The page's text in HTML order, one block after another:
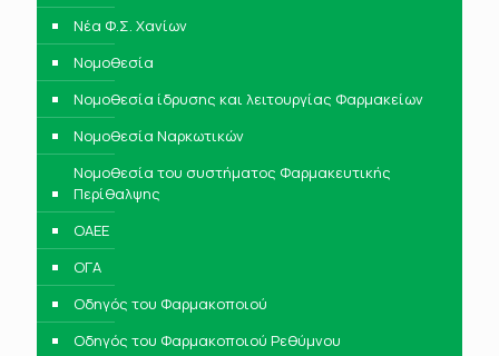
Νέα Φ.Σ. Χανίων
Νομοθεσία
Νομοθεσία ίδρυσης και λειτουργίας Φαρμακείων
Νομοθεσία Ναρκωτικών
Νομοθεσία του συστήματος Φαρμακευτικής
Περίθαλψης
ΟΑΕΕ
ΟΓΑ
Οδηγός του Φαρμακοποιού
Οδηγός του Φαρμακοποιού Ρεθύμνου